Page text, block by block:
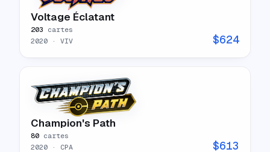
Voltage Éclatant
203 cartes
2020 · VIV $624
Champion's Path
80 cartes
2020 · CPA $613